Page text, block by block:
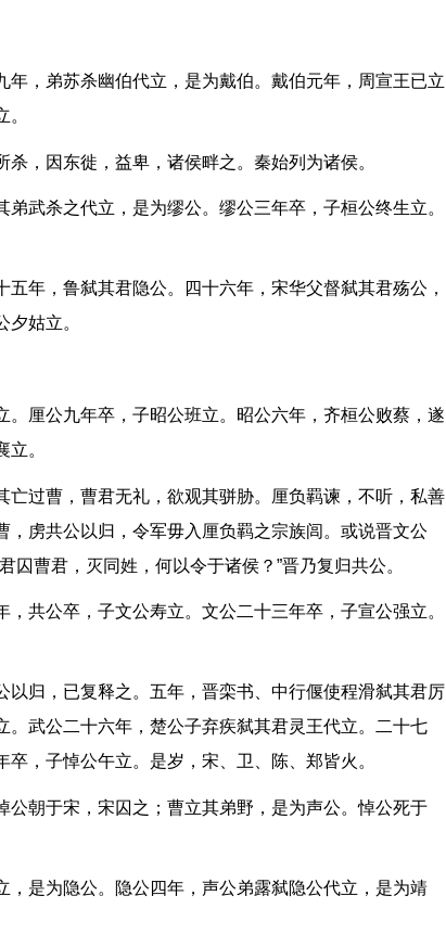
。
年，弟苏杀幽伯代立，是为戴伯。戴伯元年，周宣王已立
立。
杀，因东徙，益卑，诸侯畔之。秦始列为诸侯。
武杀之代立，是为缪公。缪公三年卒，子桓公终生立。
年，鲁弑其君隐公。四十六年，宋华父督弑其君殇公，
公夕姑立。
。
。厘公九年卒，子昭公班立。昭公六年，齐桓公败蔡，遂
襄立。
亡过曹，曹君无礼，欲观其骈胁。厘负羁谏，不听，私善
，虏共公以归，令军毋入厘负羁之宗族闾。或说晋文公
君囚曹君，灭同姓，何以令于诸侯？”晋乃复归共公。
，共公卒，子文公寿立。文公二十三年卒，子宣公强立。
以归，已复释之。五年，晋栾书、中行偃使程滑弑其君厉
。武公二十六年，楚公子弃疾弑其君灵王代立。二十七
卒，子悼公午立。是岁，宋、卫、陈、郑皆火。
公朝于宋，宋囚之；曹立其弟野，是为声公。悼公死于
，是为隐公。隐公四年，声公弟露弑隐公代立，是为靖